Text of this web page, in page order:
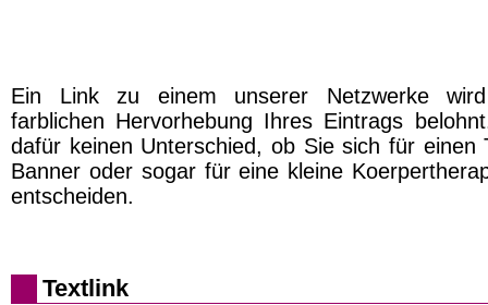
Ein Link zu einem unserer Netzwerke
farblichen Hervorhebung Ihres Eintrags
dafür keinen Unterschied, ob Sie sich für einen
Banner oder sogar für eine kleine
entscheiden.
Textlink